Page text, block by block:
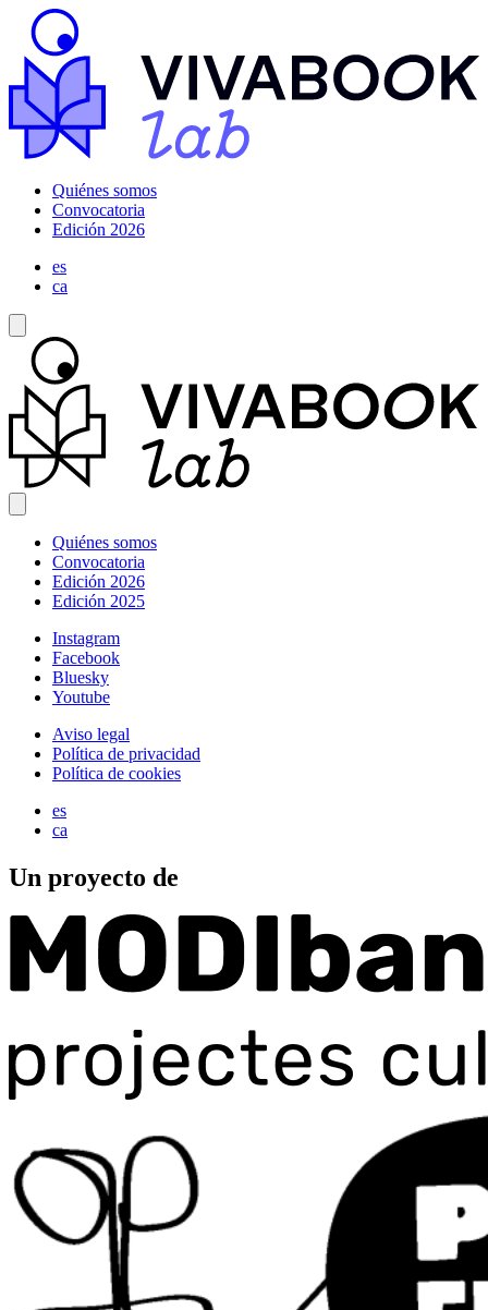
Quiénes somos
Convocatoria
Edición 2026
es
ca
Quiénes somos
Convocatoria
Edición 2026
Edición 2025
Instagram
Facebook
Bluesky
Youtube
Aviso legal
Política de privacidad
Política de cookies
es
ca
Un proyecto de